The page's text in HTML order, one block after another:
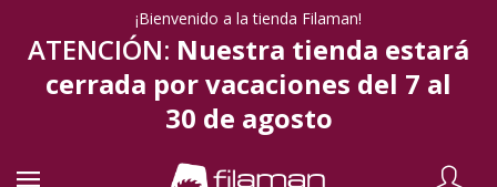
¡Bienvenido a la tienda Filaman!
ATENCIÓN: Nuestra tienda estará
cerrada por vacaciones del 7 al
30 de agosto